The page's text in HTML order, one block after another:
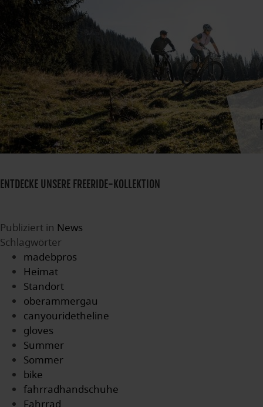
ENTDECKE UNSERE FREERIDE-KOLLEKTION
Publiziert in News
Schlagwörter
madebpros
Heimat
Standort
oberammergau
canyouridetheline
gloves
Summer
Sommer
bike
fahrradhandschuhe
Fahrrad